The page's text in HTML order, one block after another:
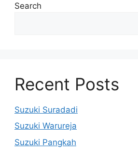
Search
Recent Posts
Suzuki Suradadi
Suzuki Warureja
Suzuki Pangkah